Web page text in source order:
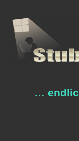
Inhalt
springen
…